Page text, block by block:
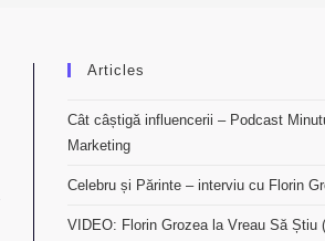
Articles
Cât câștigă influencerii – Podcast
Marketing
Celebru și Părinte – interviu cu Florin
VIDEO: Florin Grozea la Vreau Să Știu